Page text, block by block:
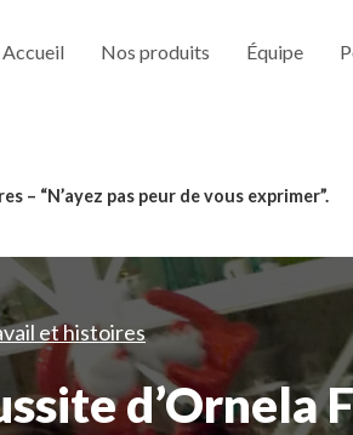
Accueil Nos produits Équipe
– “N’ayez pas peur de vous exprimer”.
et histoires
d’Ornela